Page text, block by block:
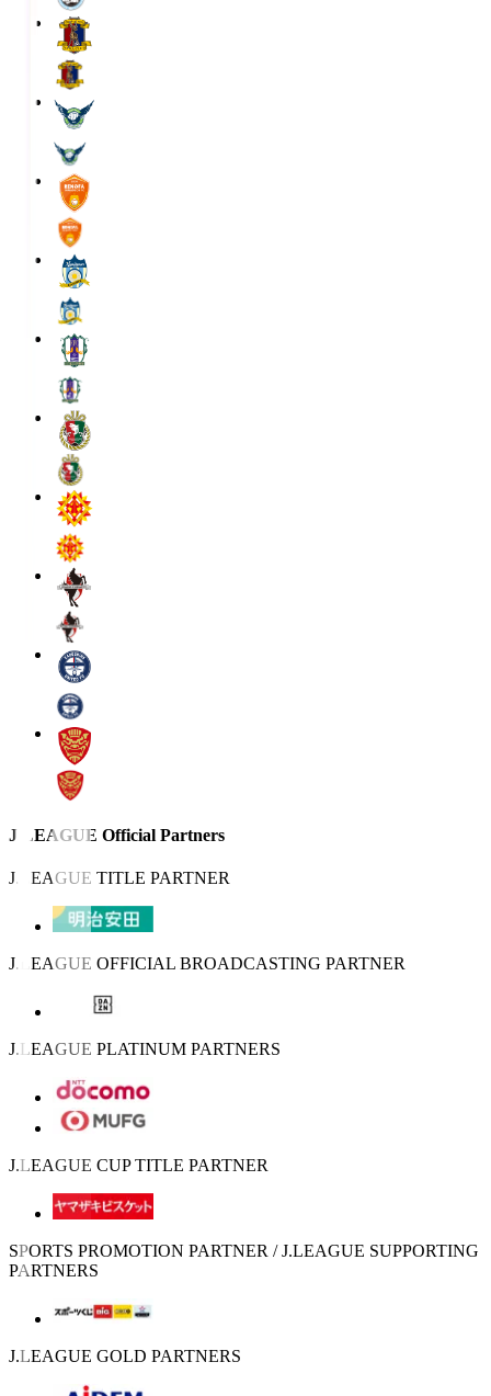
J.LEAGUE Official Partners
J.LEAGUE TITLE PARTNER
J.LEAGUE OFFICIAL BROADCASTING PARTNER
J.LEAGUE PLATINUM PARTNERS
J.LEAGUE CUP TITLE PARTNER
SPORTS PROMOTION PARTNER / J.LEAGUE SUPPORTING
PARTNERS
J.LEAGUE GOLD PARTNERS